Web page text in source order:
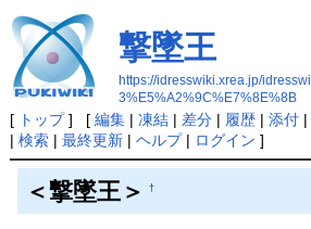
撃墜王
https://idresswiki.xrea.jp/
3%E5%A2%9C%E7%8E%8B
[ トップ] [ 編集| 凍結| 差分| 履歴| 添付|
| 検索| 最終更新| ヘルプ| ログイン ]
＜撃墜王＞ †